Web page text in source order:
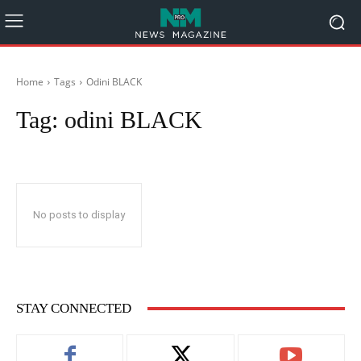
Home Tags Odini BLACK
Tag: odini BLACK
No posts to display
STAY CONNECTED